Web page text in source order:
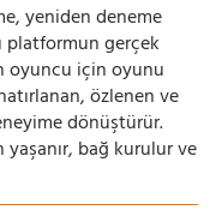
yeniden deneme
platformun gerçek
oyuncu için oyunu
özlenen ve
dönüştürür.
bağ kurulur ve